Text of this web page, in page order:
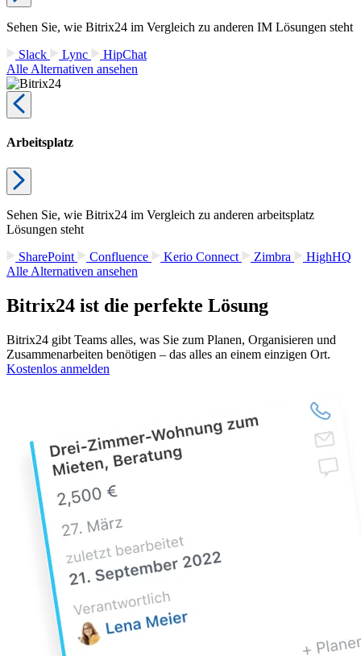
Sehen Sie, wie Bitrix24 im Vergleich zu anderen IM Lösungen steht
Slack
Lync
HipChat
Alle Alternativen ansehen
Arbeitsplatz
Sehen Sie, wie Bitrix24 im Vergleich zu anderen arbeitsplatz
Lösungen steht
SharePoint
Confluence Kerio Connect Zimbra
HighHQ
Alle Alternativen ansehen
Bitrix24 ist die perfekte Lösung
Bitrix24 gibt Teams alles, was Sie zum Planen, Organisieren und
Zusammenarbeiten benötigen – das alles an einem einzigen Ort.
Kostenlos anmelden